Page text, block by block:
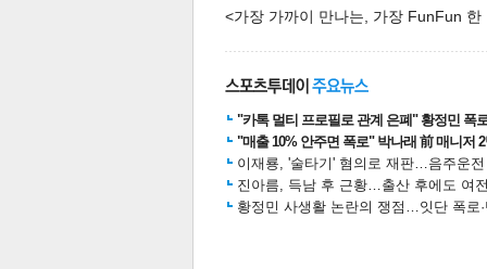
<가장 가까이 만나는, 가장 FunFun
"카톡 멀티 프로필로 관계 은폐" 황정민 폭
"매출 10% 안주면 폭로" 박나래 前 매니저
이재룡, '술타기' 혐의로 재판…음주운
진아름, 득남 후 근황…출산 후에도 여
황정민 사생활 논란의 쟁점…잇단 폭로